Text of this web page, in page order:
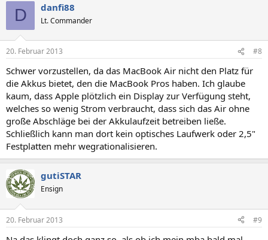
D danfi88
Lt. Commander
20. Februar 2013 #8
Schwer vorzustellen, da das MacBook Air nicht den Platz für
die Akkus bietet, den die MacBook Pros haben. Ich glaube
kaum, dass Apple plötzlich ein Display zur Verfügung steht,
welches so wenig Strom verbraucht, dass sich das Air ohne
große Abschläge bei der Akkulaufzeit betreiben ließe.
Schließlich kann man dort kein optisches Laufwerk oder 2,5"
Festplatten mehr wegrationalisieren.
gutiSTAR
Ensign
20. Februar 2013 #9